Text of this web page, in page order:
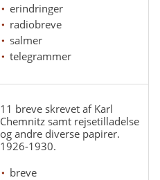
erindringer
radiobreve
salmer
telegrammer
11 breve skrevet af Karl
Chemnitz samt rejsetilladelse
og andre diverse papirer.
1926-1930.
breve